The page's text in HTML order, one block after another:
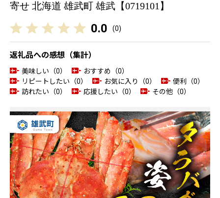
寄せ 北海道 雄武町 雄武【0719101】
0.0 (0)
返礼品への感想（集計）
美味しい（0）
おすすめ（0）
リピートしたい（0）
お気に入り（0）
便利（0）
訪れたい（0）
応援したい（0） その他（0）